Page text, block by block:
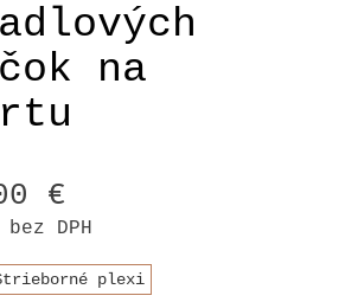
na
€
bez DPH
plexi